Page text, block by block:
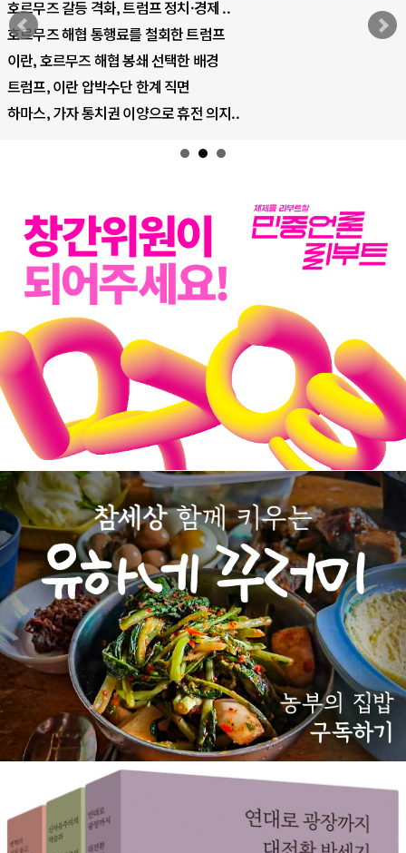
중국 AI, 저가 공세로 글로벌 토큰 시..
AI 국부펀드 구상 놓고 미국 진보진영 ..
AI 데이터센터 반대 투쟁은 새로운 글로..
AI의 숨은 환경 비용: 데이터센터 확산..
AI는 어떻게 미국 민주주의를 잠식하고 ..